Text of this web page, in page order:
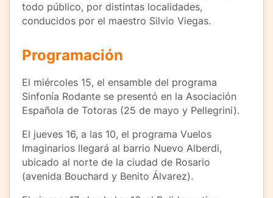
todo público, por distintas localidades,
conducidos por el maestro Silvio Viegas.
Programación
El miércoles 15, el ensamble del programa
Sinfonía Rodante se presentó en la Asociación
Española de Totoras (25 de mayo y Pellegrini).
El jueves 16, a las 10, el programa Vuelos
Imaginarios llegará al barrio Nuevo Alberdi,
ubicado al norte de la ciudad de Rosario
(avenida Bouchard y Benito Álvarez).